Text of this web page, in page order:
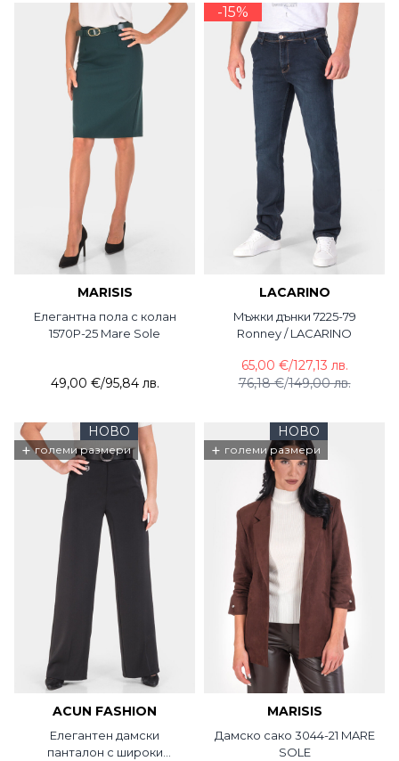
MARISIS
Елегантна пола с колан
1570P-25 Mare Sole
49,00 €/95,84 лв.
-15%
LACARINO
Mъжки дънки 7225-79
Ronney / LACARINO
76,18 €/149,00 лв.
65,00 €/127,13 лв.
НОВО
+ големи размери
ACUN FASHION
Елегантен дамски
панталон с широки
НОВО
+ големи размери
MARISIS
Дамско сако 3044-21 MARE
SOLE